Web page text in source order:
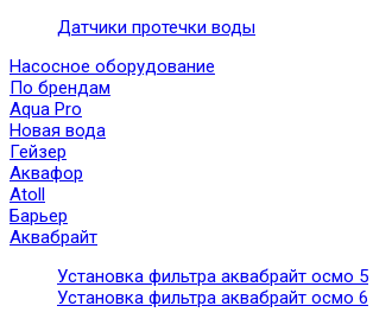
Датчики протечки воды
Насосное оборудование
По брендам
Aqua Pro
Новая вода
Гейзер
Аквафор
Atoll
Барьер
Аквабрайт
Установка фильтра аквабрайт осмо 5
Установка фильтра аквабрайт осмо 6